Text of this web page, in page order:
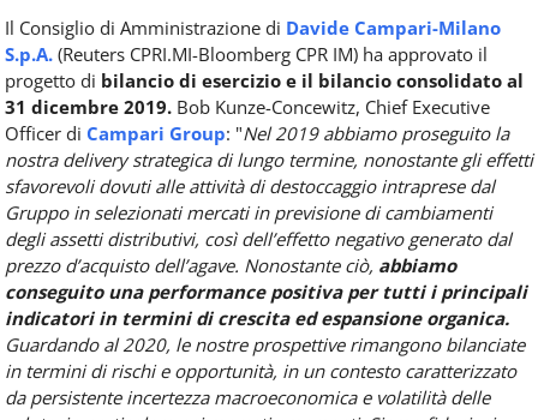
Il Consiglio di Amministrazione di Davide Campari-Milano
S.p.A. (Reuters CPRI.MI-Bloomberg CPR IM) ha approvato il
progetto di bilancio di esercizio e il bilancio consolidato al
31 dicembre 2019. Bob Kunze-Concewitz, Chief Executive
Officer di Campari Group: "Nel 2019 abbiamo proseguito la
nostra delivery strategica di lungo termine, nonostante gli effetti
sfavorevoli dovuti alle attività di destoccaggio intraprese dal
Gruppo in selezionati mercati in previsione di cambiamenti
degli assetti distributivi, così dell’effetto negativo generato dal
prezzo d’acquisto dell’agave. Nonostante ciò, abbiamo
conseguito una performance positiva per tutti i principali
indicatori in termini di crescita ed espansione organica.
Guardando al 2020, le nostre prospettive rimangono bilanciate
in termini di rischi e opportunità, in un contesto caratterizzato
da persistente incertezza macroeconomica e volatilità delle